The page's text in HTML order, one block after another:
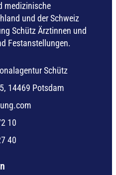
medizinische
und der Schweiz
Schütz Ärztinnen und
Festanstellungen.
Schütz
14469 Potsdam
10
40